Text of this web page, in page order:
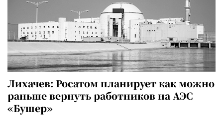
Лихачев: Росатом планирует как можно
раньше вернуть работников на АЭС
«Бушер»